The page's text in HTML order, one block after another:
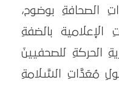
الصحافةِ بوضوح،
بالضفةِ
الحركةِ للصحفيينَ
مُعَدَّاتِ السَّلامةِ